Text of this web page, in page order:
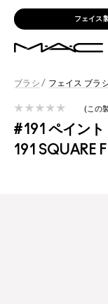
フェイス
ブラシ / フェイス ブラ
#191 ペイント
191 SQUARE
この